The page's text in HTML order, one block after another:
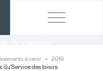
à venir
à venir
2019
du Service des loisirs